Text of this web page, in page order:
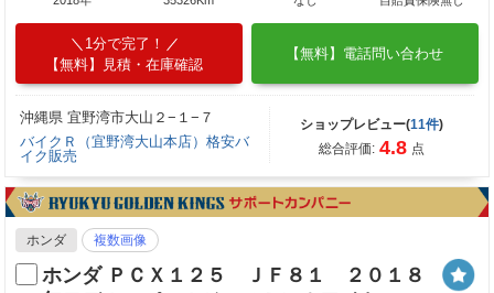
1分で完了！
【無料】見積・在庫確認
【無料】電話問い合わせ
沖縄県 宜野湾市大山２−１−７
バイクＲ（宜野湾大山本店）格安バ
イク販売
ショップレビュー(11件)
総合評価: 4.8 点
ホンダ 複数画像
ホンダ ＰＣＸ１２５ ＪＦ８１ ２０１８